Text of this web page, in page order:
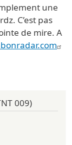
une
C’est pas
de mire. A
009)